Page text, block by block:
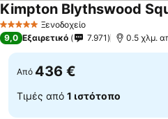
5 Αστέρια Ξενοδοχείο
9,0 Εξαιρετικό 7.971 0.5 χλμ.
Από 436 €
Τιμές από 1 ιστότοπο